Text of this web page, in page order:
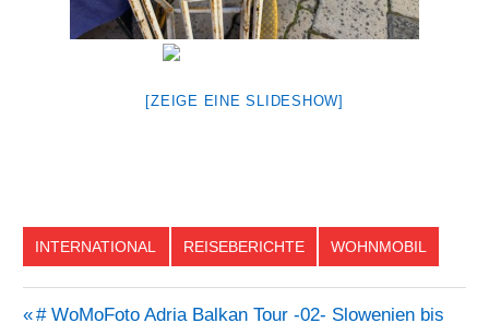
[ZEIGE EINE SLIDESHOW]
INTERNATIONAL REISEBERICHTE WOHNMOBIL
Vorheriger
# WoMoFoto Adria Balkan Tour -02- Slowenien bis